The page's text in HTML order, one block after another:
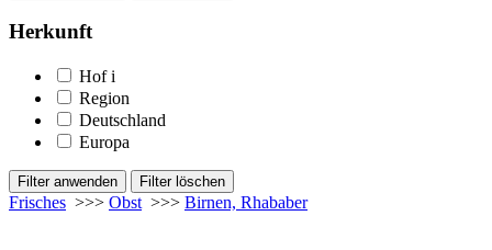
Herkunft
Hof i
Region
Deutschland
Europa
Frisches >>> Obst >>> Birnen, Rhababer